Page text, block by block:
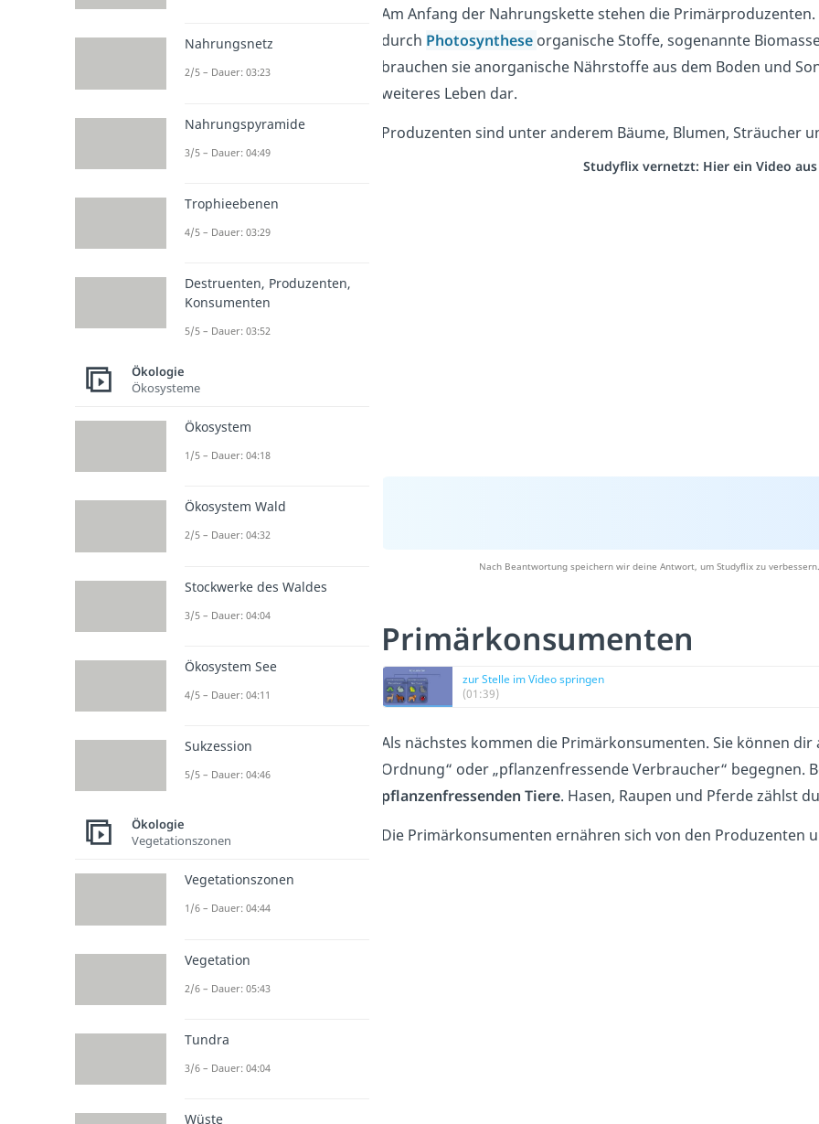
Am Anfang der Nahrungskette stehen die
durch Photosynthese organische Stoffe, sogenannte
brauchen sie anorganische Nährstoffe aus dem Boden und
weiteres Leben dar.
Produzenten sind unter anderem Bäume, Blumen, Sträucher
Studyflix vernetzt: Hier ein Video
Nach Beantwortung speichern wir deine Antwort, um Studyflix zu
Primärkonsumenten
zur Stelle im Video springen
(01:39)
Als nächstes kommen die Primärkonsumenten. Sie können
Ordnung“ oder „pflanzenfressende Verbraucher“ begegnen.
pflanzenfressenden Tiere. Hasen, Raupen und Pferde zählst
Die Primärkonsumenten ernähren sich von den Produzenten
Nahrungsnetz
2/5 – Dauer: 03:23
Nahrungspyramide
3/5 – Dauer: 04:49
Trophieebenen
4/5 – Dauer: 03:29
Destruenten, Produzenten,
Konsumenten
5/5 – Dauer: 03:52
Ökologie
Ökosysteme
Ökosystem
1/5 – Dauer: 04:18
Ökosystem Wald
2/5 – Dauer: 04:32
Stockwerke des Waldes
3/5 – Dauer: 04:04
Ökosystem See
4/5 – Dauer: 04:11
Sukzession
5/5 – Dauer: 04:46
Ökologie
Vegetationszonen
Vegetationszonen
1/6 – Dauer: 04:44
Vegetation
2/6 – Dauer: 05:43
Tundra
3/6 – Dauer: 04:04
Wüste